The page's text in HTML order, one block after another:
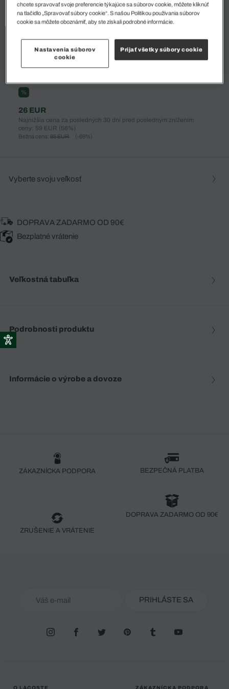
%
26 EUR
Najnižšia cena za posledných 30 dní pred posledným znížením
ceny: 59 EUR (56%)
Bežná cena: 85 EUR (-69%)
Vyberte svoju veľkosť
DOPRAVA ZADARMO OD 90€
Bezplatné vrátenie
Veľkostná tabuľka
Podrobnosti produktu
Informácie o výrobe a dovoze
ZÁKAZNÍCKA PODPORA BEZPEČNÁ PLATBA
ZRUŠENIE A VRÁTENIE
DOPRAVA ZADARMO OD 90€
PRIHLÁSTE SA
O LACOSTE ZÁKAZNÍCKA PODPORA
chcete spravovať svoje preferencie týkajúce sa súborov cookie, môžete kliknúť
na tlačidlo „Spravovať súbory cookie“. S našou Politikou používania súborov
cookie sa môžete oboznámiť, aby ste získali podrobné informácie.
Nastavenia súborov
cookie
Prijať všetky súbory cookie